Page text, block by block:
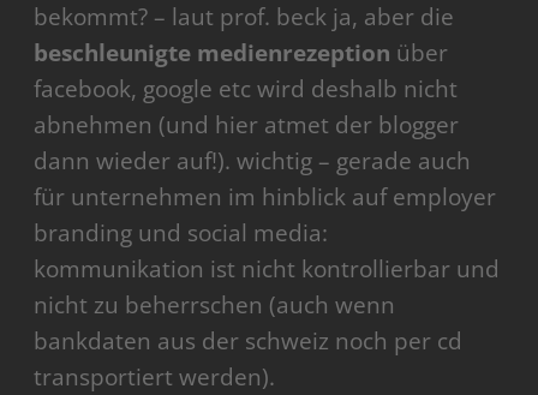
bekommt? – laut prof. beck ja, aber die
beschleunigte medienrezeption über
facebook, google etc wird deshalb nicht
abnehmen (und hier atmet der blogger
dann wieder auf!). wichtig – gerade auch
für unternehmen im hinblick auf employer
branding und social media:
kommunikation ist nicht kontrollierbar und
nicht zu beherrschen (auch wenn
bankdaten aus der schweiz noch per cd
transportiert werden).